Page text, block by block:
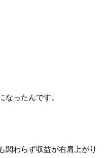
なったんです。
関わらず収益が右肩上がり